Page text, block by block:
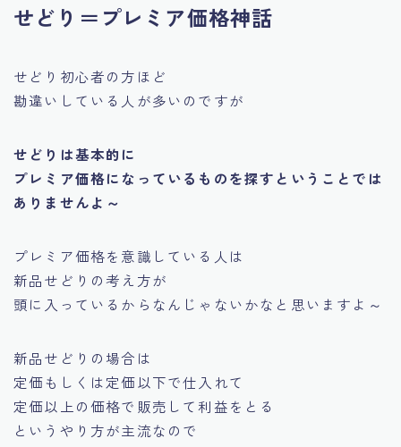
せどり＝プレミア価格神話
せどり初心者の方ほど
勘違いしている人が多いのですが
せどりは基本的に
プレミア価格になっているものを探すということでは
ありませんよ～
プレミア価格を意識している人は
新品せどりの考え方が
頭に入っているからなんじゃないかなと思いますよ～
新品せどりの場合は
定価もしくは定価以下で仕入れて
定価以上の価格で販売して利益をとる
というやり方が主流なので